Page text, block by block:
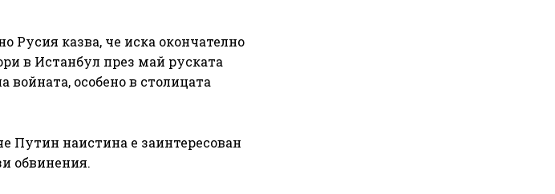
Русия казва, че иска окончателно
в Истанбул през май руската
особено в столицата
Путин наистина е заинтересован
обвинения.